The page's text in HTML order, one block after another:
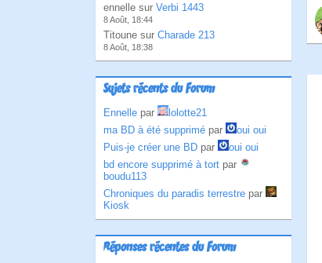
ennelle sur Verbi 1443
8 Août, 18:44
Titoune sur Charade 213
8 Août, 18:38
Sujets récents du Forum
Ennelle par
lolotte21
ma BD à été supprimé par
oui oui
Puis-je créer une BD par
oui oui
bd encore supprimé à tort par
boudu113
Chroniques du paradis terrestre par
Kiosk
Réponses récentes du Forum